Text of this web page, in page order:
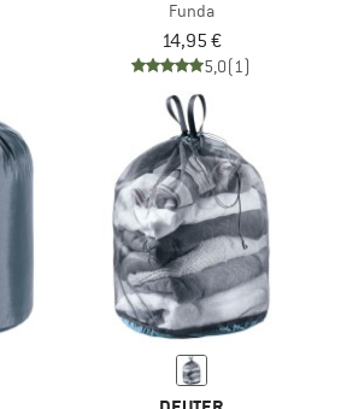
Funda
14,95 €
5,0(1)